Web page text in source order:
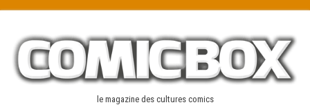
content
le magazine des cultures comics